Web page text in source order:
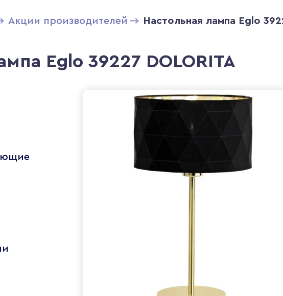
Акции производителей Настольная лампа Eglo
Eglo 39227 DOLORITA